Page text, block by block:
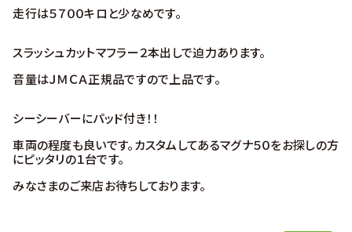
走行は５７００キロと少なめです。
スラッシュカットマフラー２本出しで迫力あります。
音量はＪＭＣＡ正規品ですので上品です。
シーシーバーにパッド付き！！
車両の程度も良いです。カスタムしてあるマグナ５０をお探しの方
にピッタリの１台です。
みなさまのご来店お待ちしております。